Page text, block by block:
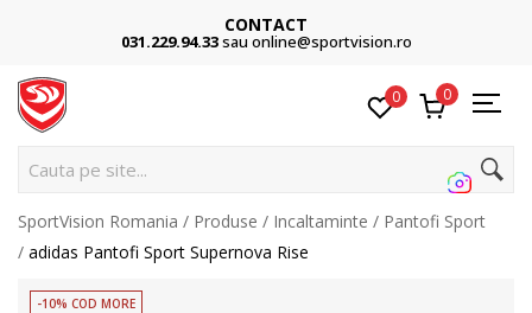
CONTACT
031.229.94.33sau online@sportvision.ro
0 0
Cauta pe site...
SportVision Romania Produse Incaltaminte
Pantofi Sport
adidas Pantofi Sport Supernova Rise
-10% COD MORE